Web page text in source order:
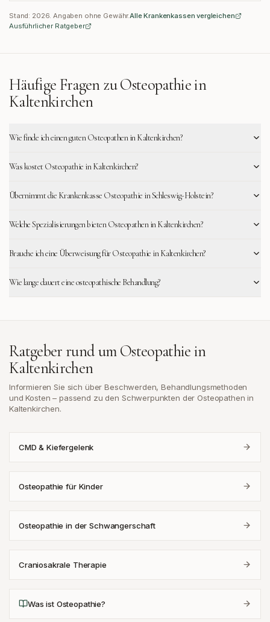
Stand: 2026 . Angaben ohne Gewähr. Alle Krankenkassen vergleichen
Ausführlicher Ratgeber
Häufige Fragen zu Osteopathie in
Kaltenkirchen
Wie finde ich einen guten Osteopathen in Kaltenkirchen?
Was kostet Osteopathie in Kaltenkirchen?
Übernimmt die Krankenkasse Osteopathie in Schleswig-Holstein?
Welche Spezialisierungen bieten Osteopathen in Kaltenkirchen?
Brauche ich eine Überweisung für Osteopathie in Kaltenkirchen?
Wie lange dauert eine osteopathische Behandlung?
Ratgeber rund um Osteopathie in
Kaltenkirchen
Informieren Sie sich über Beschwerden, Behandlungsmethoden
und Kosten – passend zu den Schwerpunkten der Osteopathen in
Kaltenkirchen.
CMD & Kiefergelenk
Osteopathie für Kinder
Osteopathie in der Schwangerschaft
Craniosakrale Therapie
Was ist Osteopathie?